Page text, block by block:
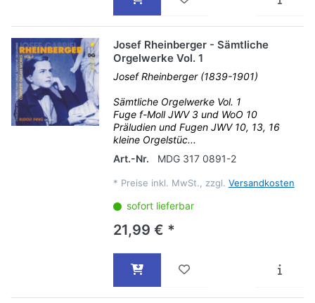
Josef Rheinberger - Sämtliche
Orgelwerke Vol. 1
Josef Rheinberger (1839-1901)
Sämtliche Orgelwerke Vol. 1
Fuge f-Moll JWV 3 und WoO 10
Präludien und Fugen JWV 10, 13, 16
kleine Orgelstüc...
Art.-Nr.
MDG 317 0891-2
* Preise inkl. MwSt., zzgl. Versandkosten
sofort lieferbar
21,99 € *